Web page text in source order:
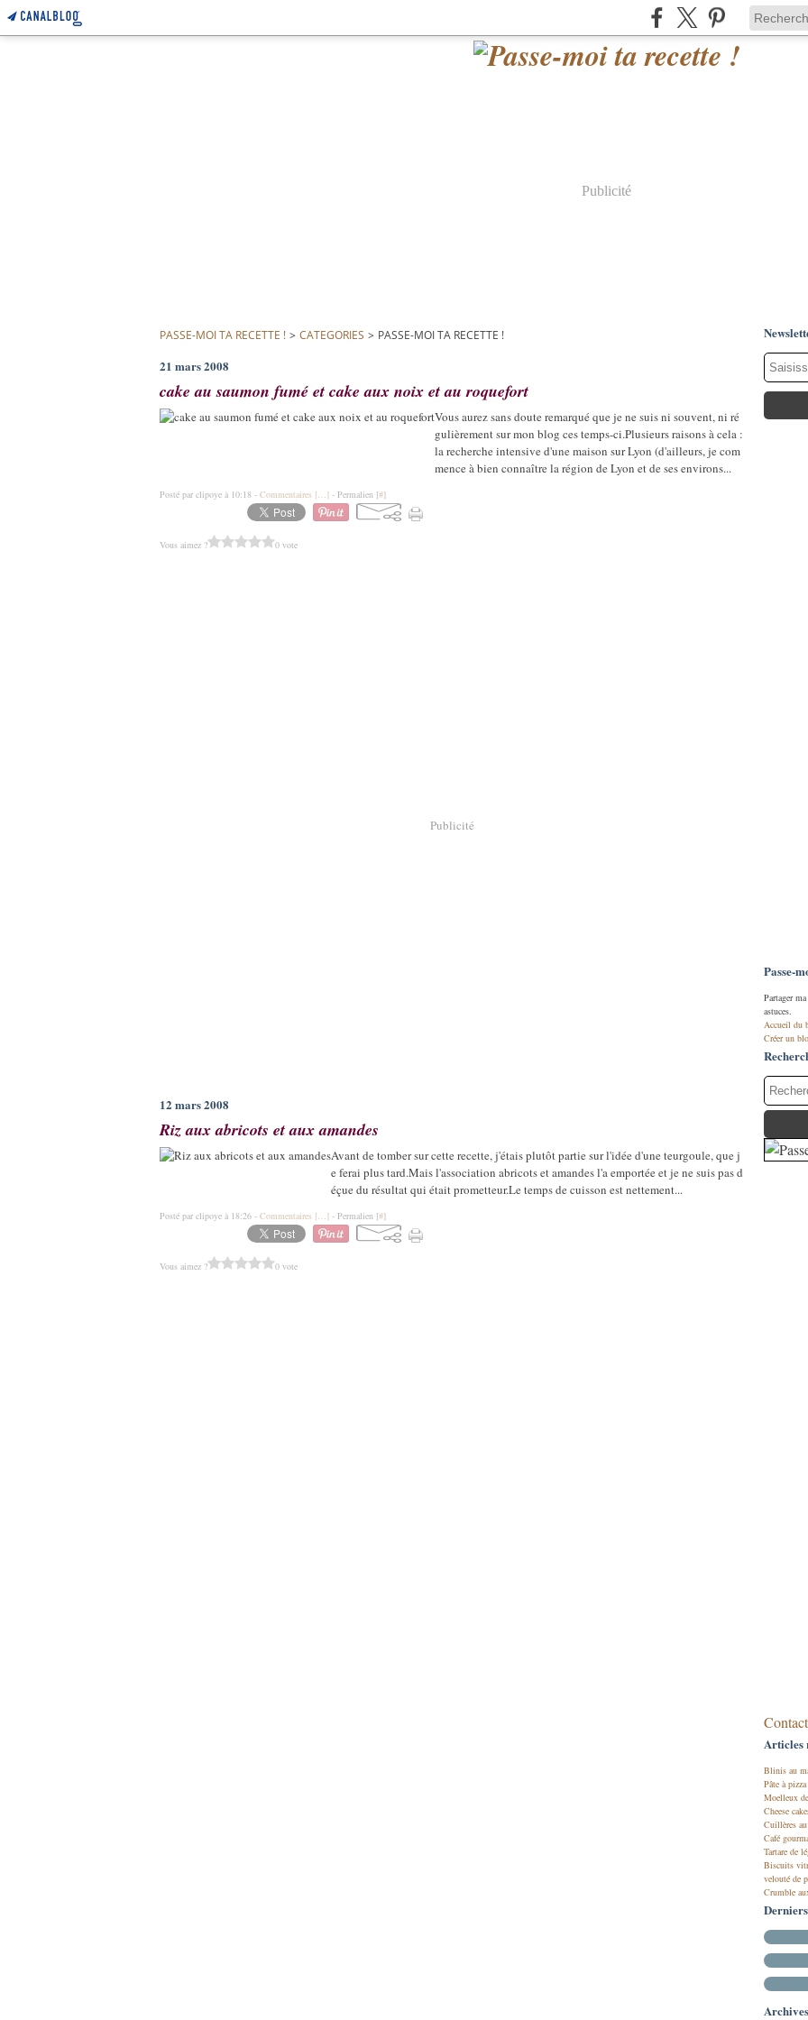
Publicité
PASSE-MOI TA RECETTE ! > CATEGORIES > PASSE-MOI TA RECETTE !
21 mars 2008
cake au saumon fumé et cake aux noix et au roquefort
Vous aurez sans doute remarqué que je ne suis ni souvent, ni ré
gulièrement sur mon blog ces temps-ci.Plusieurs raisons à cela :
la recherche intensive d'une maison sur Lyon (d'ailleurs, je com
mence à bien connaître la région de Lyon et de ses environs...
Posté par clipoye à 10:18 - Commentaires […] - Permalien [#]
Vous aimez ? 0 vote
Publicité
12 mars 2008
Riz aux abricots et aux amandes
Avant de tomber sur cette recette, j'étais plutôt partie sur l'idée d'une teurgoule, que j
e ferai plus tard.Mais l'association abricots et amandes l'a emportée et je ne suis pas d
éçue du résultat qui était prometteur.Le temps de cuisson est nettement...
Posté par clipoye à 18:26 - Commentaires […] - Permalien [#]
Vous aimez ? 0 vote
Passe-
Partager
astuces.
Accueil du
Créer un
Articles
Blinis au
Pâte à
Moelleux
Cheese
Cuillères
Café
Tartare de
Biscuits
velouté de
Crumble
Archives